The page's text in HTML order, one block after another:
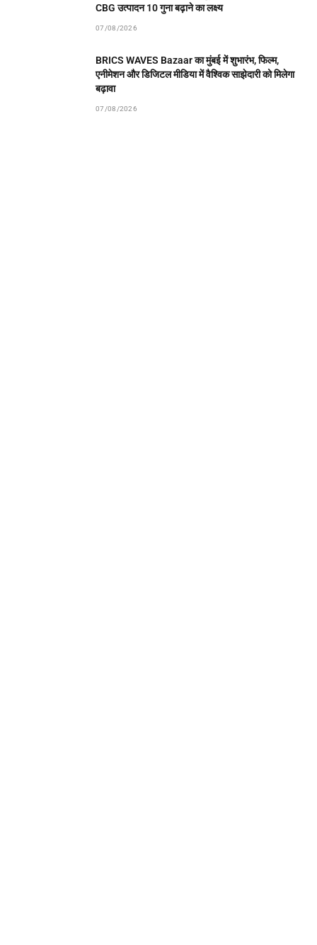
CBG उत्पादन 10 गुना बढ़ाने का लक्ष्य
07/08/2026
BRICS WAVES Bazaar का मुंबई में शुभारंभ, फिल्म,
एनीमेशन और डिजिटल मीडिया में वैश्विक साझेदारी को मिलेगा
बढ़ावा
07/08/2026